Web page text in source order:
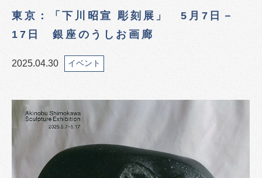
東京：「下川昭宣 彫刻展」 5月7日－
17日 銀座のうしお画廊
2025.04.30 イベント